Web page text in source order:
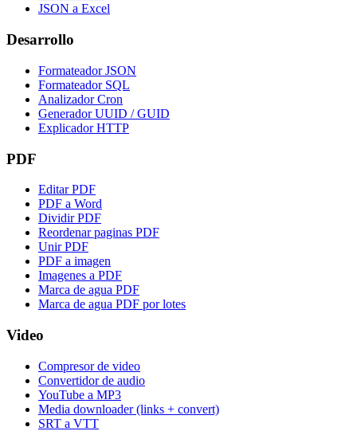
JSON a Excel
Desarrollo
Formateador JSON
Formateador SQL
Analizador Cron
Generador UUID / GUID
Explicador HTTP
PDF
Editar PDF
PDF a Word
Dividir PDF
Reordenar paginas PDF
Unir PDF
PDF a imagen
Imagenes a PDF
Marca de agua PDF
Marca de agua PDF por lotes
Video
Compresor de video
Convertidor de audio
YouTube a MP3
Media downloader (links + convert)
SRT a VTT